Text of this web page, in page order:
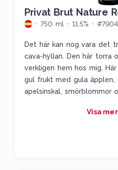
Privat Brut Nature
750 ml 11.5% #7904
Det här kan nog vara det
cava-hyllan. Den här torra
verkligen hem hos mig.
gul frukt med gula äpplen,
apelsinskal, smörblommor
kick åt det fräscha hållet.
Visa mer